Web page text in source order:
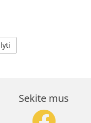
Sekite mus